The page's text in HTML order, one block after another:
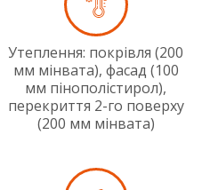
Утеплення: покрівля (200
мм мінвата), фасад (100
мм пінополістирол),
перекриття 2-го поверху
(200 мм мінвата)